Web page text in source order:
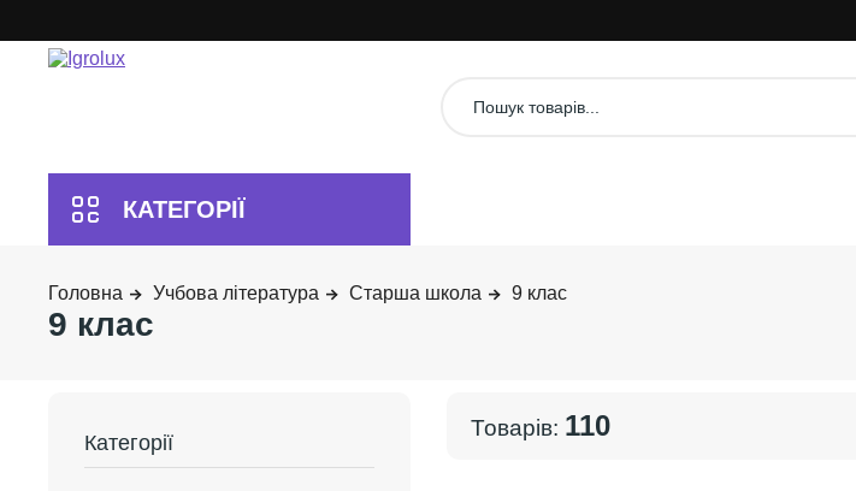
Учбова література Старша школа 9 клас
9 клас
110